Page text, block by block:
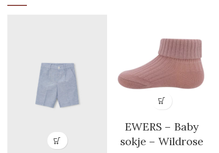
EWERS – Baby
sokje – Wildrose